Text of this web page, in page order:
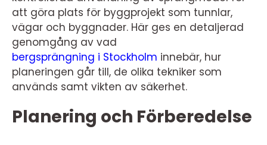
att göra plats för byggprojekt som tunnlar,
vägar och byggnader. Här ges en detaljerad
genomgång av vad
bergsprängning i Stockholm innebär, hur
planeringen går till, de olika tekniker som
används samt vikten av säkerhet.
Planering och Förberedelse